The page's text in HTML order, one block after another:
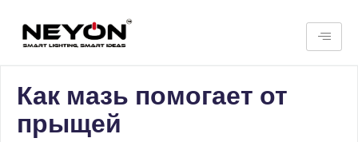
Как мазь помогает от
прыщей